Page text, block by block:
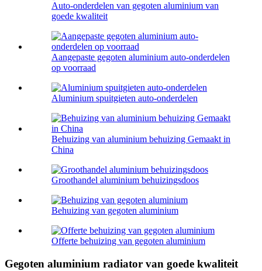
Auto-onderdelen van gegoten aluminium van
goede kwaliteit
Aangepaste gegoten aluminium auto-onderdelen
op voorraad
Aluminium spuitgieten auto-onderdelen
Behuizing van aluminium behuizing Gemaakt in
China
Groothandel aluminium behuizingsdoos
Behuizing van gegoten aluminium
Offerte behuizing van gegoten aluminium
Gegoten aluminium radiator van goede kwaliteit